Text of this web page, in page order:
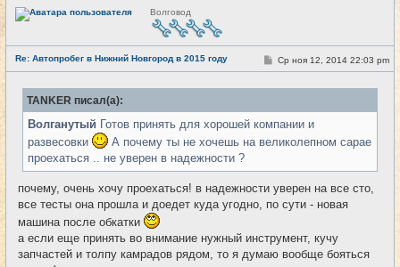
Н
е
е
т
и
Волговод
Re: Автопробег в Нижний Новгород в 2015 году #14
С
о
б
е
н
е
Ср ноя 12, 2014 22:03 pm
TANKER писал(а):
Волганутый Готов принять для хорошей компании и
развесовки
А почему ты не хочешь на великолепном сарае
проехаться .. не уверен в надежности ?
почему, очень хочу проехаться! в надежности уверен на все сто,
все тесты она прошла и доедет куда угодно, по сути - новая
машина после обкатки
а если еще принять во внимание нужный инструмент, кучу
запчастей и толпу камрадов рядом, то я думаю вообще бояться